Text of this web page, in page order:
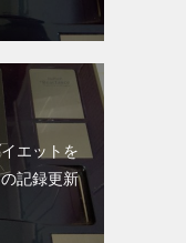
エットを
記録更新